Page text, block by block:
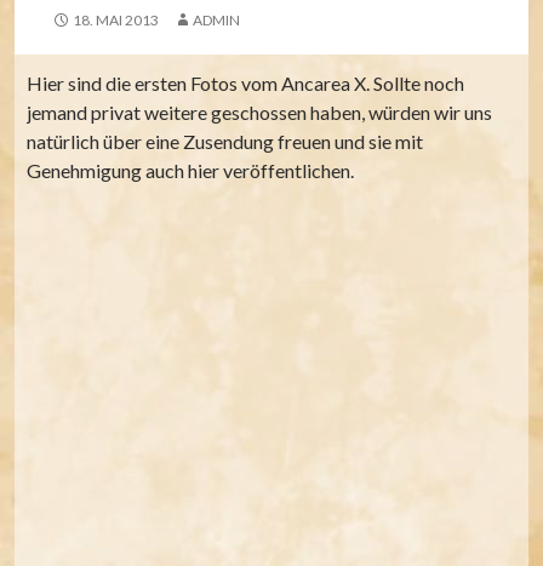
18. MAI 2013 ADMIN
Hier sind die ersten Fotos vom Ancarea X. Sollte noch
jemand privat weitere geschossen haben, würden wir uns
natürlich über eine Zusendung freuen und sie mit
Genehmigung auch hier veröffentlichen.